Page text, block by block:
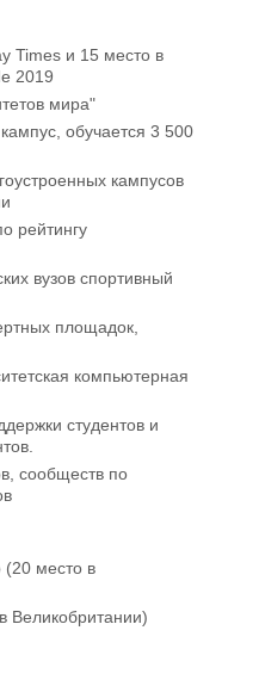
Times и 15 место в
2019
мира"
обучается 3 500
кампусов
рейтингу
вузов спортивный
площадок,
компьютерная
студентов и
сообществ по
(20 место в
Великобритании)